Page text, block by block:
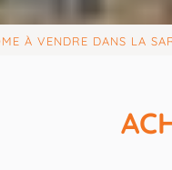
À VENDRE DANS LA